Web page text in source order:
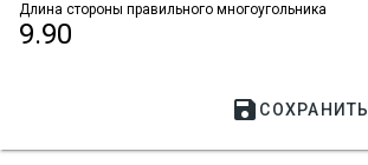
Длина стороны правильного многоугольника
9.90
 СОХРАНИТЬ